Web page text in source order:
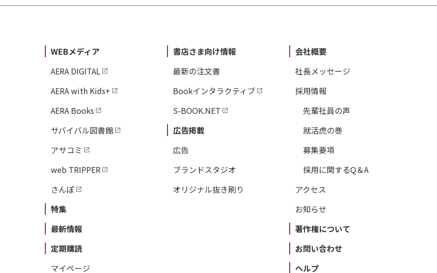
WEBメディア
AERA DIGITAL
AERA with Kids+
AERA Books
サバイバル図書館
アサコミ
web TRIPPER
さんぽ
特集
最新情報
定期購読
マイページ
書店さま向け情報
最新の注文書
Bookインタラクティブ
S-BOOK.NET
広告掲載
広告
ブランドスタジオ
オリジナル抜き刷り
会社概要
社長メッセージ
採用情報
先輩社員の声
就活虎の巻
募集要項
採用に関するQ＆A
アクセス
お知らせ
著作権について
お問い合わせ
ヘルプ